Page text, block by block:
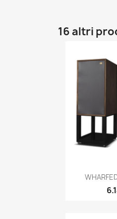
16 altri
